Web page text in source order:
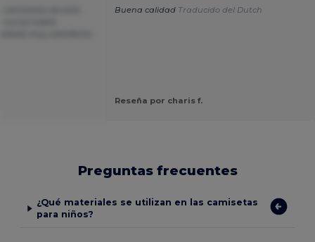
Buena calidad Traducido del Dutch
Reseña por charis f.
Preguntas frecuentes
¿Qué materiales se utilizan en las camisetas
para niños?